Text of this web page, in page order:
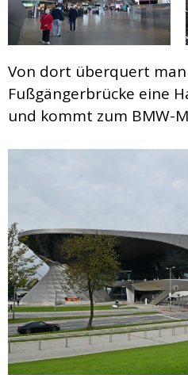
Von dort überquert
Fußgängerbrücke eine
und kommt zum BMW-